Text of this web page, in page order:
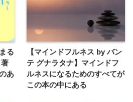
る
あ
【マインドフルネス by バン
テ グナラタナ】マインドフ
ルネスになるためのすべてが
この本の中にある